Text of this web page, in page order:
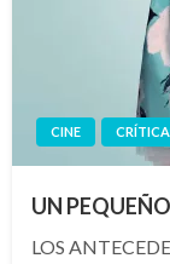
CINE
UN
LOS